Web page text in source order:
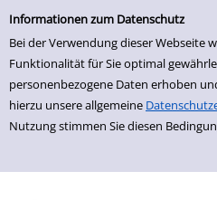
Informationen zum Datenschutz
Bei der Verwendung dieser Webseite
Funktionalität für Sie optimal
personenbezogene Daten erhoben
hierzu unsere allgemeine
Nutzung stimmen Sie diesen
zur Navigation springen
zum Inhalt springen
Zur Detailanzeige springen